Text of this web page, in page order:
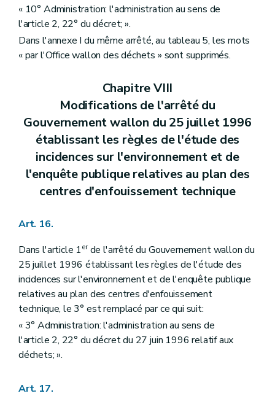
« 10° Administration: l'administration au sens de
l'article 2, 22° du décret; ».
Dans l'annexe I du même arrêté, au tableau 5, les mots
« par l'Office wallon des déchets » sont supprimés.
Chapitre VIII
Modifications de l'arrêté du
Gouvernement wallon du 25 juillet 1996
établissant les règles de l'étude des
incidences sur l'environnement et de
l'enquête publique relatives au plan des
centres d'enfouissement technique
Art. 16.
Dans l'article 1erde l'arrêté du Gouvernement wallon du
25 juillet 1996 établissant les règles de l'étude des
incidences sur l'environnement et de l'enquête publique
relatives au plan des centres d'enfouissement
technique, le 3° est remplacé par ce qui suit:
« 3° Administration: l'administration au sens de
l'article 2, 22° du décret du 27 juin 1996 relatif aux
déchets; ».
Art. 17.